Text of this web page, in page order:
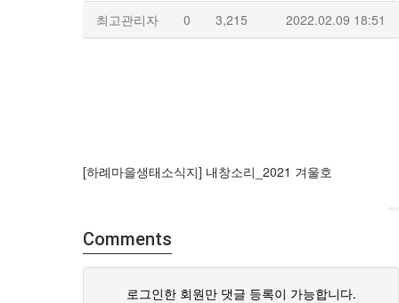
최고관리자 0 3,215 2022.02.09 18:51
[하례마을생태소식지] 내창소리_2021 겨울호
Comments
로그인한 회원만 댓글 등록이 가능합니다.